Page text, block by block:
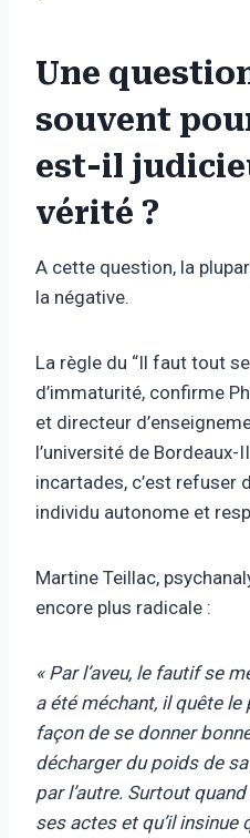
Une
souvent
est-il
vérité ?
A cette question, la
la négative.
La règle du “Il faut tout
d’immaturité, confirme
et directeur
l’université de
incartades, c’est refuser
individu autonome et
Martine Teillac,
encore plus radicale :
« Par l’aveu, le fautif se
a été méchant, il quête le
façon de se donner
décharger du poids de
par l’autre. Surtout
ses actes et qu’il insinue